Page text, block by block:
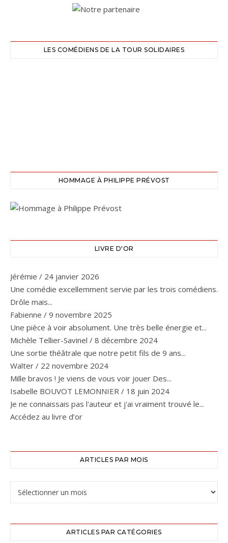
LES COMÉDIENS DE LA TOUR SOLIDAIRES
HOMMAGE À PHILIPPE PRÉVOST
LIVRE D'OR
Jérémie / 24 janvier 2026
Une comédie excellemment servie par les trois comédiens.
Drôle mais...
Fabienne / 9 novembre 2025
Une pièce à voir absolument. Une très belle énergie et...
Michèle Tellier-Savinel / 8 décembre 2024
Une sortie théâtrale que notre petit fils de 9 ans...
Walter / 22 novembre 2024
Mille bravos ! Je viens de vous voir jouer Des...
Isabelle BOUVOT LEMONNIER / 18 juin 2024
Je ne connaissais pas l'auteur et j'ai vraiment trouvé le...
Accédez au livre d’or
ARTICLES PAR MOIS
ARTICLES PAR CATÉGORIES